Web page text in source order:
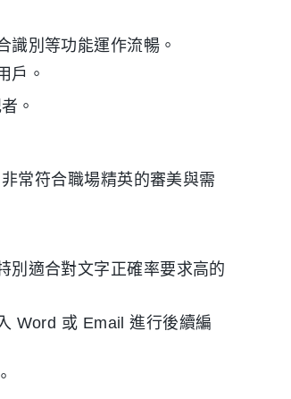
識別等功能運作流暢。
戶。
。
常符合職場精英的審美與需
別適合對文字正確率要求高的
Word 或 Email 進行後續編